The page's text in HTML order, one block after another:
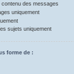
contenu des messages
uniquement
sujets uniquement
forme de :